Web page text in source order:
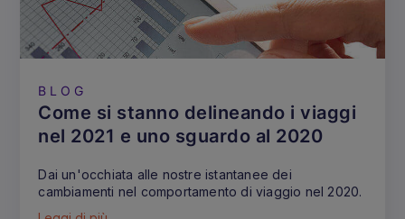
BLOG
Come si stanno delineando i viaggi
nel 2021 e uno sguardo al 2020
Dai un'occhiata alle nostre istantanee dei
cambiamenti nel comportamento di viaggio nel 2020.